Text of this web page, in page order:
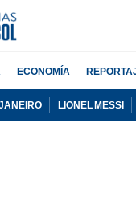
ECONOMÍA
LIONEL MESSI